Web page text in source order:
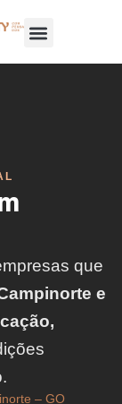
que
e
– GO